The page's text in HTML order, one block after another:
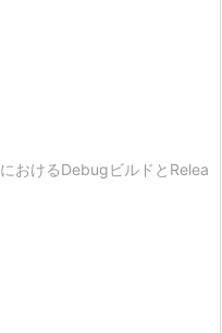
おけるDebugビルドとRelea